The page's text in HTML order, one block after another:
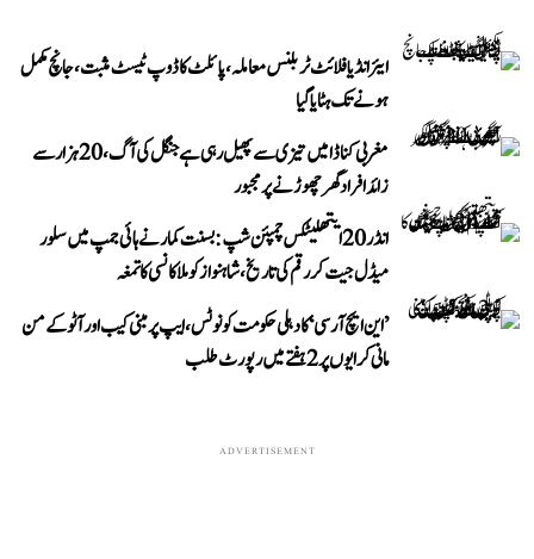
ایئر انڈیا فلائٹ ٹربلنس معاملہ، پائلٹ کا ڈوپ ٹیسٹ مثبت، جانچ مکمل
ہونے تک ہٹایا گیا
مغربی کناڈا میں تیزی سے پھیل رہی ہے جنگل کی آگ، 20 ہزار سے
زائد افراد گھر چھوڑنے پر مجبور
انڈر 20 ایتھلیٹکس چمپئن شپ: بسنت کمار نے ہائی جمپ میں سلور
میڈل جیت کر رقم کی تاریخ، شاہنواز کو ملا کانسی کا تمغہ
’این ایچ آر سی‘ کا دہلی حکومت کو نوٹس، ایپ پر مبنی کیب اور آٹو کے من
مانی کرایوں پر 2 ہفتے میں رپورٹ طلب
ADVERTISEMENT